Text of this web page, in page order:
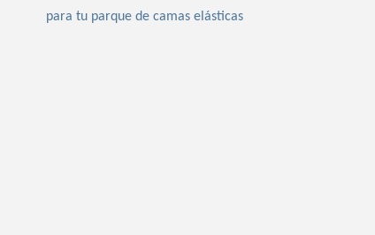
para tu parque de camas elásticas